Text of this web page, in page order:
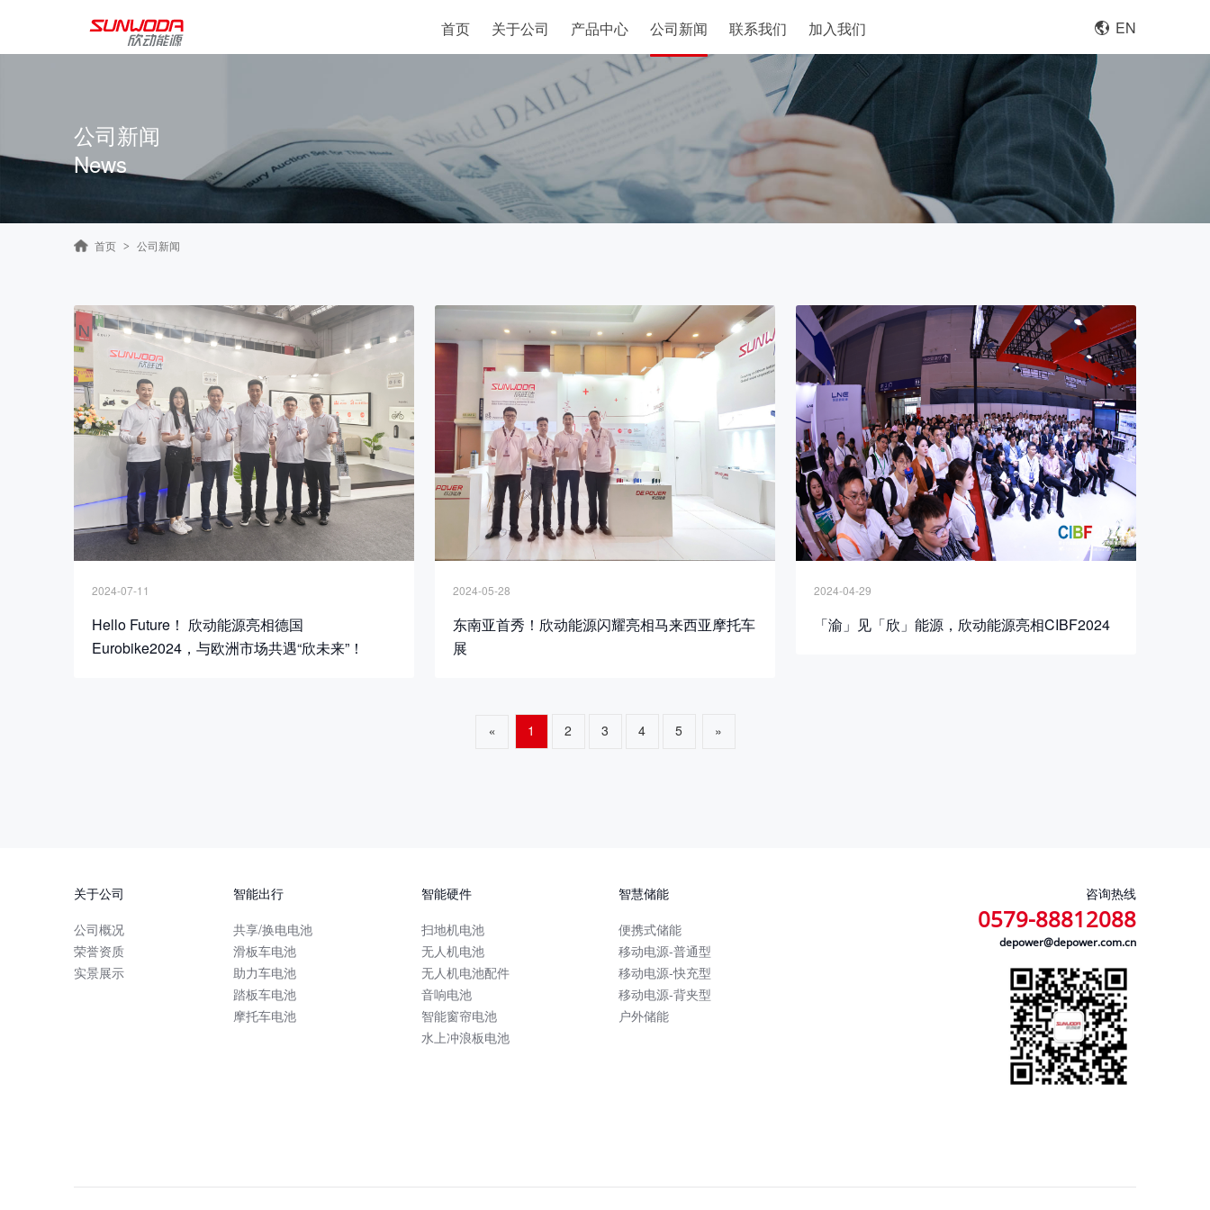
首页 关于公司 产品中心 公司新闻 联系我们 加入我们 EN
公司新闻
News
首页 > 公司新闻
2024-07-11
Hello Future！ 欣动能源亮相德国
Eurobike2024，与欧洲市场共遇“欣未来”！
2024-05-28
东南亚首秀！欣动能源闪耀亮相马来西亚摩托车
展
2024-04-29
「渝」见「欣」能源，欣动能源亮相CIBF2024
« 1 2 3 4 5 »
关于公司
公司概况
荣誉资质
实景展示
智能出行
共享/换电电池
滑板车电池
助力车电池
踏板车电池
摩托车电池
智能硬件
扫地机电池
无人机电池
无人机电池配件
音响电池
智能窗帘电池
水上冲浪板电池
智慧储能
便携式储能
移动电源-普通型
移动电源-快充型
移动电源-背夹型
户外储能
咨询热线
0579-88812088
depower@depower.com.cn